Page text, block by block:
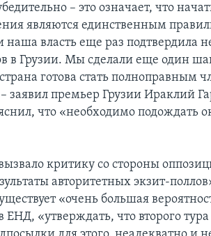
– это означает, что
являются единственным
власть еще раз подтвердила
в Грузии. Мы сделали еще один
готова стать полноправным
заявил премьер Грузии Ираклий
что «необходимо подождать
критику со стороны
авторитетных экзит-
«очень большая
ЕНД, «утверждать, что второго